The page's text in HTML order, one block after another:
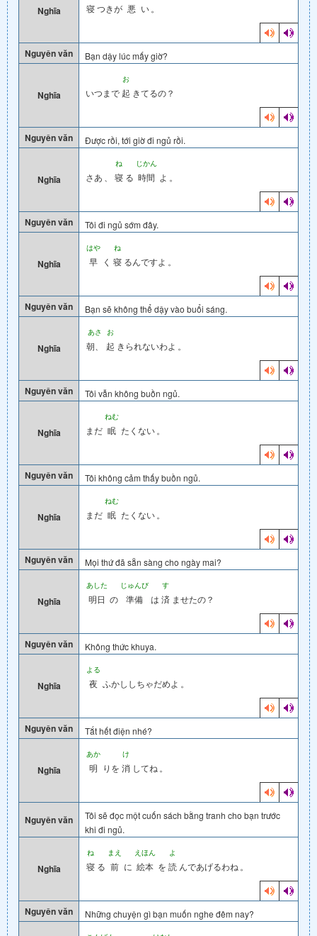
Nghĩa 寝つきが 悪 い 。
Nguyên văn Bạn dậy lúc mấy giờ?
Nghĩa いつまで
お
起 きてるの？
Nguyên văn Được rồi, tới giờ đi ngủ rồi.
Nghĩa さあ
ね
寝 る
じかん
時間 よ 。
Nguyên văn Tôi đi ngủ sớm đây.
Nghĩa
はや
早 く
ね
寝 るんですよ 。
Nguyên văn Bạn sẽ không thể dậy vào buổi sáng.
Nghĩa
あさ
朝、
お
起 きられないわよ 。
Nguyên văn Tôi vẫn không buồn ngủ.
Nghĩa まだ
ねむ
眠 たくない 。
Nguyên văn Tôi không cảm thấy buồn ngủ.
Nghĩa まだ
ねむ
眠 たくない 。
Nguyên văn Mọi thứ đã sẵn sàng cho ngày mai?
Nghĩa
あした
明日 の
じゅんび
準備 は
す
済 ませたの？
Nguyên văn Không thức khuya.
Nghĩa
よる
夜 ふかししちゃだめよ 。
Nguyên văn Tắt hết điện nhé?
Nghĩa
あか
明 りを
け
消 してね 。
Nguyên văn
Tôi sẽ đọc một cuốn sách bằng tranh cho bạn trước
khi đi ngủ.
Nghĩa
ね
寝 る
まえ
前 に
えほん
絵本 を
よ
読 んであげるわね 。
Nguyên văn Những chuyện gì bạn muốn nghe đêm nay?